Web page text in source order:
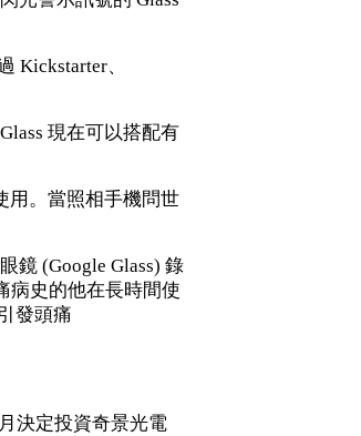
Kickstarter、
現在可以搭配有
用。當照相手機問世
鏡 (Google Glass) 錄
病史的他在長時間使
發頭痛
決定投資奇景光電